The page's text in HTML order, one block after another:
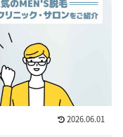
2026.06.01